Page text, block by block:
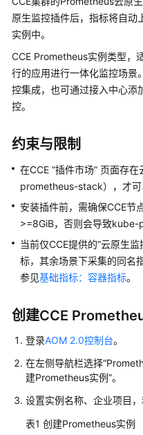
绍
费
说
明
速
入
门
户
指
南
通
授
予
用
AOM
的
限
原生监控插件后，指标将自动
实例中。
CCE Prometheus实例类型，
行的应用进行一体化监控场景
控集成，也可通过接入中心添
控。
约束与限制
在CCE “插件市场” 页面存
prometheus-stack），才可
安装插件前，需确保CCE节
>=8GiB，否则会导致kube-
当前仅CCE提供的“云原生
标，其余场景下采集的同名
参见基础指标：容器指标。
创建CCE
登录AOM 2.0控制台。
在左侧导航栏选择
建Prometheus实例”。
设置实例名称、企业项目，
表1 创建Prometheus实例